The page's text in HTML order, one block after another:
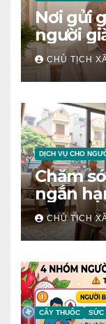
Nơi gửi
người
CHỦ TỊCH
DỊCH VỤ CHO
Chăm
ngắn
CHỦ TỊCH
CÂY THUỐC SỨC